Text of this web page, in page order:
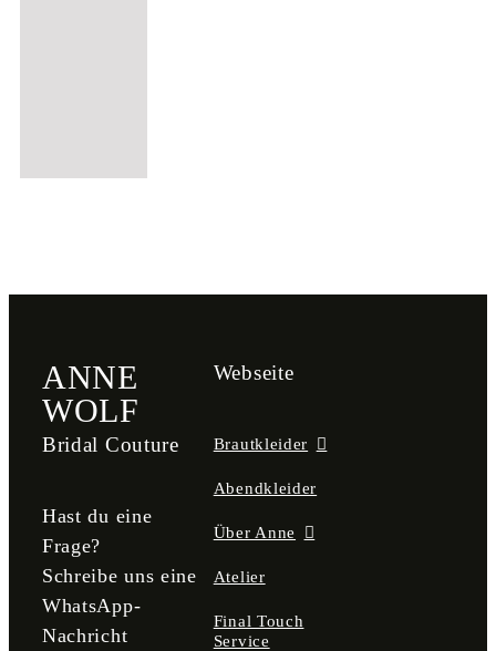
ANNE
WOLF
Bridal Couture
Hast du eine
Frage?
Schreibe uns eine
WhatsApp-
Nachricht
Webseite
Brautkleider
Abendkleider
Über Anne
Atelier
Final Touch
Service